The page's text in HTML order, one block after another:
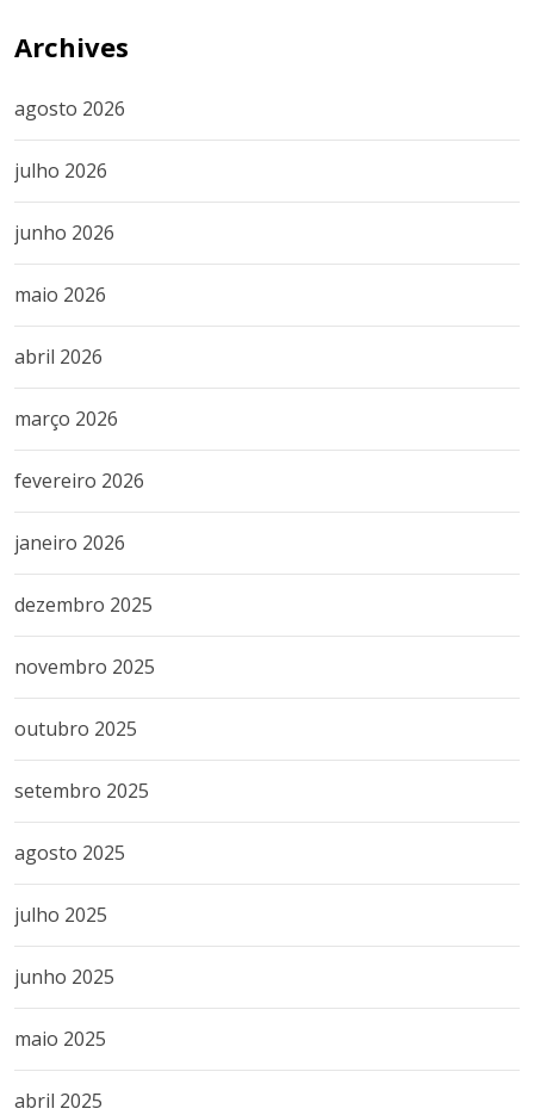
Archives
agosto 2026
julho 2026
junho 2026
maio 2026
abril 2026
março 2026
fevereiro 2026
janeiro 2026
dezembro 2025
novembro 2025
outubro 2025
setembro 2025
agosto 2025
julho 2025
junho 2025
maio 2025
abril 2025